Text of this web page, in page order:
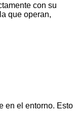
con su
que operan,
en el entorno. Esto